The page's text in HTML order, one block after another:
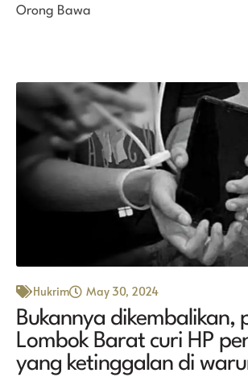
Orong Bawa
Hukrim May 30, 2024
Bukannya dikembalikan,
Lombok Barat curi HP
yang ketinggalan di